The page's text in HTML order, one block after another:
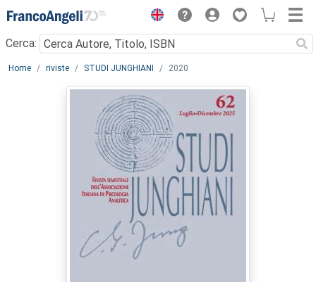
Menu
Cerca:
Main content
Home riviste STUDI JUNGHIANI 2020